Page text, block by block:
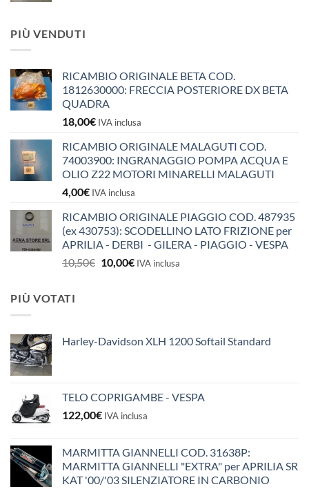
PIÙ VENDUTI
RICAMBIO ORIGINALE BETA COD.
1812630000: FRECCIA POSTERIORE DX BETA
QUADRA
18,00€ IVA inclusa
RICAMBIO ORIGINALE MALAGUTI COD.
74003900: INGRANAGGIO POMPA ACQUA E
OLIO Z22 MOTORI MINARELLI MALAGUTI
4,00€ IVA inclusa
RICAMBIO ORIGINALE PIAGGIO COD. 487935
(ex 430753): SCODELLINO LATO FRIZIONE per
APRILIA - DERBI - GILERA - PIAGGIO - VESPA
10,50€ Il
10,00€IlIVA inclusa
PIÙ VOTATI
Harley-Davidson XLH 1200 Softail Standard
TELO COPRIGAMBE - VESPA
122,00€ IVA inclusa
MARMITTA GIANNELLI COD. 31638P:
MARMITTA GIANNELLI "EXTRA" per APRILIA SR
KAT '00/'03 SILENZIATORE IN CARBONIO